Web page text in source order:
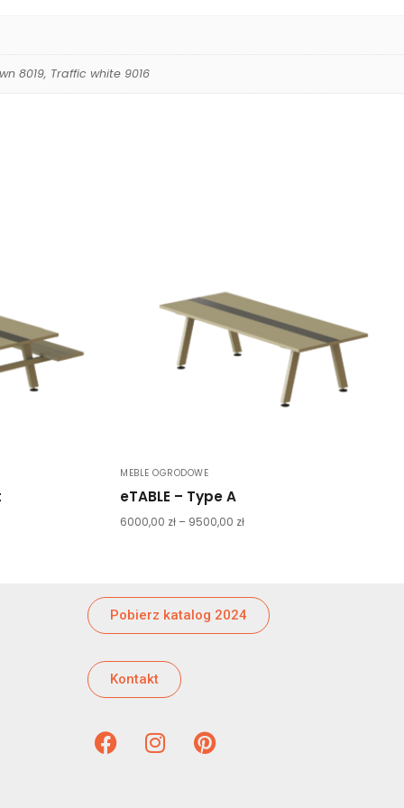
8019, Traffic white 9016
MEBLE OGRODOWE
eTABLE – Type A
6000,00 zł – 9500,00 zł
Pobierz katalog 2024
Kontakt